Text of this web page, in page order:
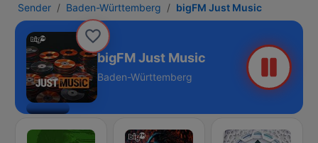
Sender Baden-Württemberg bigFM Just Music
bigFM Just Music
Baden-Württemberg